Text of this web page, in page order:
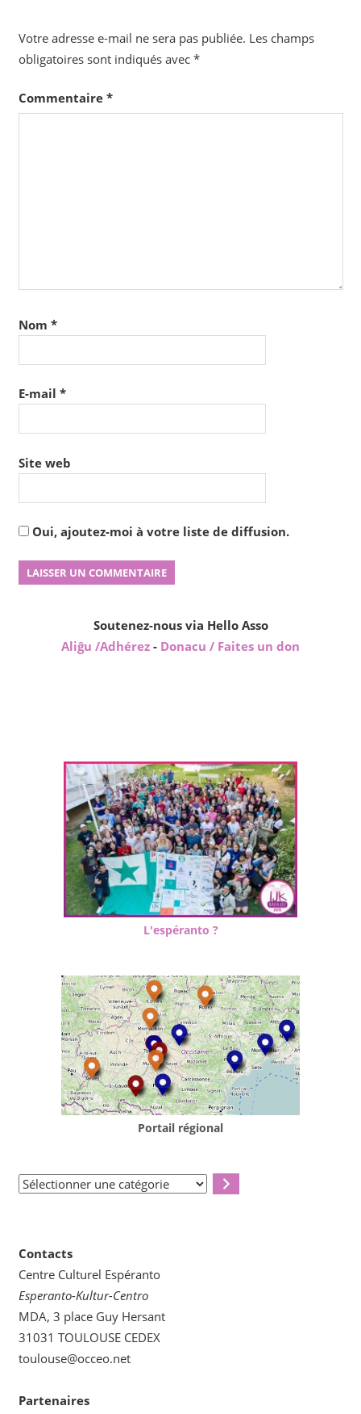
Votre adresse e-mail ne sera pas publiée. Les champs
obligatoires sont indiqués avec *
Commentaire *
Nom *
E-mail *
Site web
Oui, ajoutez-moi à votre liste de diffusion.
Soutenez-nous via Hello Asso
Aliĝu /Adhérez - Donacu / Faites un don
L'espéranto ?
Portail régional
Sélectionner
Contacts
Centre Culturel Espéranto
Esperanto-Kultur-Centro
MDA, 3 place Guy Hersant
31031 TOULOUSE CEDEX
toulouse@occeo.net
Partenaires